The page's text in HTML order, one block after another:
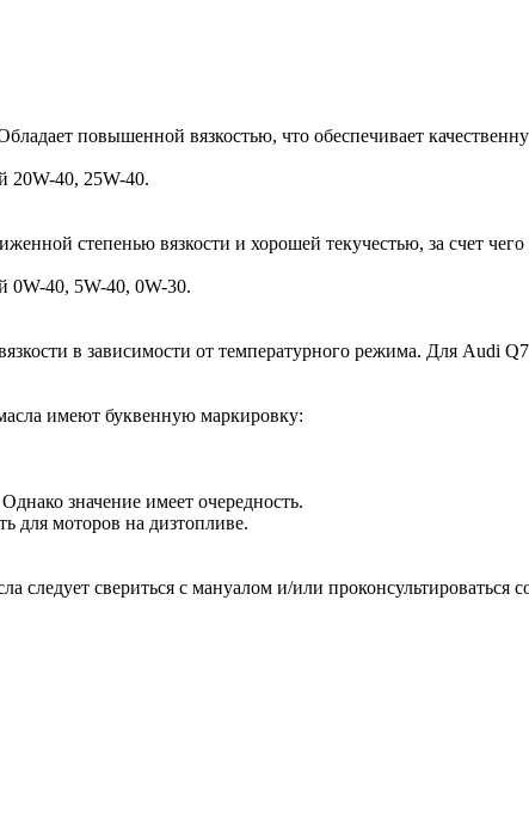
повышенной вязкостью, что обеспечивает
20W-40, 25W-40.
степенью вязкости и хорошей текучестью, за счет чего
0W-40, 5W-40, 0W-30.
в зависимости от температурного режима. Для Audi
имеют буквенную маркировку:
значение имеет очередность.
для моторов на дизтопливе.
свериться с мануалом и/или проконсультироваться